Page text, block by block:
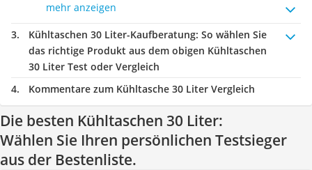
mehr anzeigen
Kühltaschen 30 Liter-Kaufberatung: So wählen Sie
das richtige Produkt aus dem obigen Kühltaschen
30 Liter Test oder Vergleich
Kommentare zum Kühltasche 30 Liter Vergleich
Die besten Kühltaschen 30 Liter:
Wählen Sie Ihren persönlichen Testsieger
aus der Bestenliste.